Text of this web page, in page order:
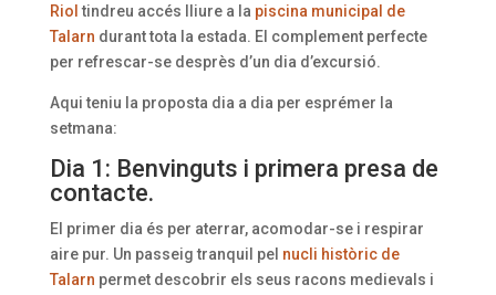
Riol tindreu accés lliure a la piscina municipal de
Talarn durant tota la estada. El complement perfecte
per refrescar-se desprès d’un dia d’excursió.
Aqui teniu la proposta dia a dia per esprémer la
setmana:
Dia 1: Benvinguts i primera presa de
contacte.
El primer dia és per aterrar, acomodar-se i respirar
aire pur. Un passeig tranquil pel nucli històric de
Talarn permet descobrir els seus racons medievals i